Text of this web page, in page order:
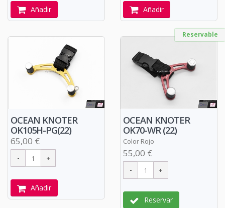
Añadir Añadir
OCEAN KNOTER
OK105H-PG(22)
65,00 €
Añadir
Reservable
OCEAN KNOTER
OK70-WR (22)
Color Rojo
55,00 €
Reservar